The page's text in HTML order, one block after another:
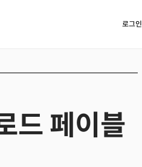
로그인
드 페이블